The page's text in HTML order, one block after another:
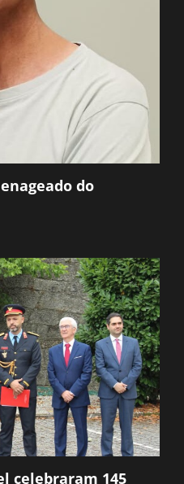
do
celebraram 145